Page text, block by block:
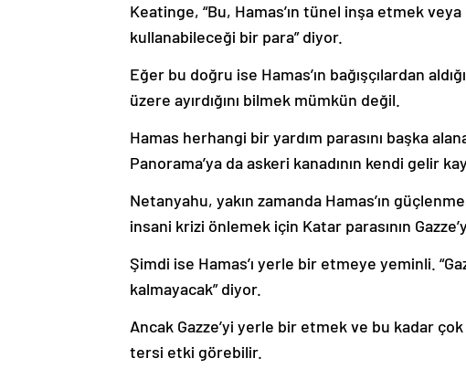
Keatinge, “Bu, Hamas’ın tünel inşa etmek
kullanabileceği bir para” diyor.
Eğer bu doğru ise Hamas’ın bağışçılardan
üzere ayırdığını bilmek mümkün değil.
Hamas herhangi bir yardım parasını başka
Panorama’ya da askeri kanadının kendi gelir
Netanyahu, yakın zamanda Hamas’ın
insani krizi önlemek için Katar parasının
Şimdi ise Hamas’ı yerle bir etmeye yeminli.
kalmayacak” diyor.
Ancak Gazze’yi yerle bir etmek ve bu kadar
tersi etki görebilir.